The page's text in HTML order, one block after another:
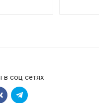
соц сетях